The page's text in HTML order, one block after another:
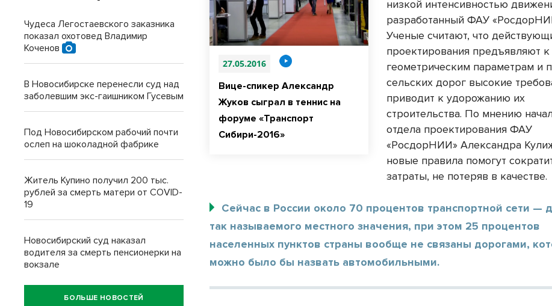
27.05.2016
Вице-спикер Александр
Жуков сыграл в теннис на
форуме «Транспорт
Сибири-2016»
низкой интенсивностью
разработанный ФАУ
Ученые считают, что
проектирования предъявляют к
геометрическим параметрам и
сельских дорог высокие
приводит к удорожанию их
строительства. По мнению
отдела проектирования ФАУ
«РосдорНИИ» Александра
новые правила помогут
затраты, не потеряв в качестве.
Сейчас в России около 70 процентов транспортной сети —
так называемого местного значения, при этом 25 процентов
населенных пунктов страны вообще не связаны дорогами,
можно было бы назвать автомобильными.
Чудеса Легостаевского заказника
показал охотовед Владимир
Коченов
В Новосибирске перенесли суд над
заболевшим экс-гаишником Гусевым
Под Новосибирском рабочий почти
ослеп на шоколадной фабрике
Житель Купино получил 200 тыс.
рублей за смерть матери от COVID-
19
Новосибирский суд наказал
водителя за смерть пенсионерки на
вокзале
БОЛЬШЕ НОВОСТЕЙ